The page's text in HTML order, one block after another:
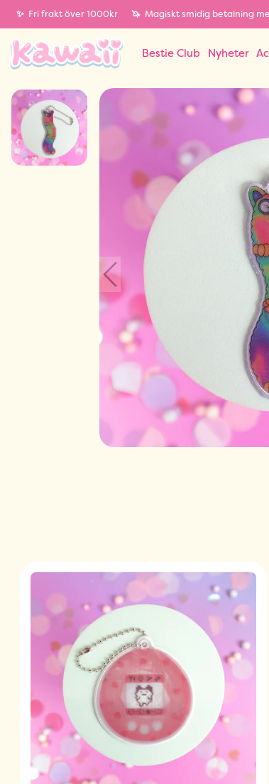
✨ Fri frakt över 1000kr 🦄 Magiskt smidig betalning
Bestie Club Nyheter